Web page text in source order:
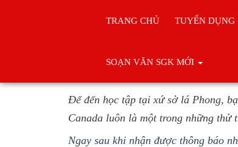
TRANG CHỦ TUYỂN DỤNG
SOẠN VĂN SGK MỚI
Du Học Canada
Để đến học tập tại xứ sở lá Phong,
Canada luôn là một trong những thử
Ngay sau khi nhận được thông báo